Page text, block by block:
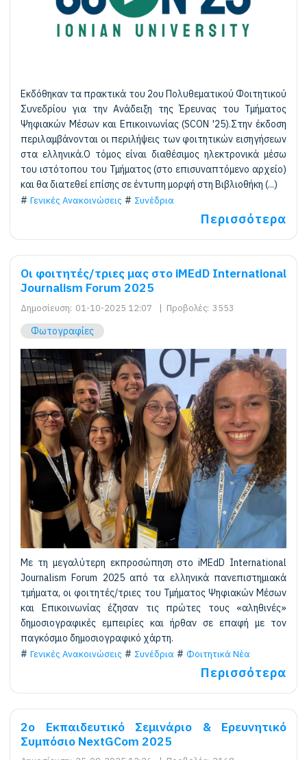
Εκδόθηκαν τα πρακτικά του 2ου Πολυθεματικού Φοιτητικού
Συνεδρίου για την Ανάδειξη της Έρευνας του Τμήματος
Ψηφιακών Μέσων και Επικοινωνίας (SCON '25).Στην έκδοση
περιλαμβάνονται οι περιλήψεις των φοιτητικών εισηγήσεων
στα ελληνικά.Ο τόμος είναι διαθέσιμος ηλεκτρονικά μέσω
του ιστότοπου του Τμήματος (στο επισυναπτόμενο αρχείο)
και θα διατεθεί επίσης σε έντυπη μορφή στη Βιβλιοθήκη (...)
Γενικές Ανακοινώσεις
Συνέδρια
Περισσότερα
Οι φοιτητές/τριες μας στο iMEdD International
Journalism Forum 2025
Δημοσίευση: 01-10-2025 12:07 | Προβολές: 3553
Φωτογραφίες
Με τη μεγαλύτερη εκπροσώπηση στο iMEdD International
Journalism Forum 2025 από τα ελληνικά πανεπιστημιακά
τμήματα, οι φοιτητές/τριες του Τμήματος Ψηφιακών Μέσων
και Επικοινωνίας έζησαν τις πρώτες τους «αληθινές»
δημοσιογραφικές εμπειρίες και ήρθαν σε επαφή με τον
παγκόσμιο δημοσιογραφικό χάρτη.
Γενικές Ανακοινώσεις
Συνέδρια Φοιτητικά Νέα
Περισσότερα
2ο Εκπαιδευτικό Σεμινάριο & Ερευνητικό
Συμπόσιο NextGCom 2025